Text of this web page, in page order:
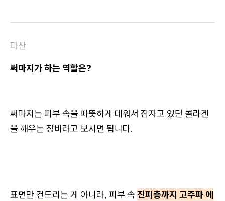
다산
써마지가 하는 역할은?
써마지는 피부 속을 따뜻하게 데워서 잠자고 있던 콜라겐
을 깨우는 장비라고 보시면 됩니다.
표면만 건드리는 게 아니라, 피부 속 진피층까지 고주파 에